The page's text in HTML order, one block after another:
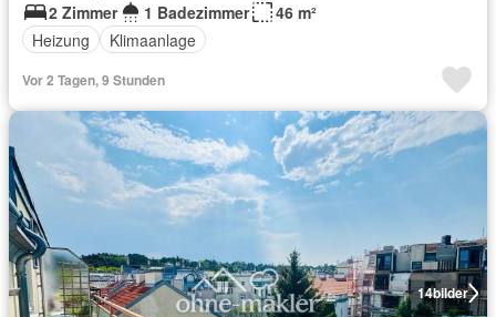
2 Zimmer
1 Badezimmer
46 m²
Heizung
Klimaanlage
Vor 2 Tagen, 9 Stunden
14bilder